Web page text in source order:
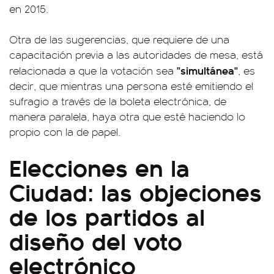
en 2015.
Otra de las sugerencias, que requiere de una
capacitación previa a las autoridades de mesa, está
relacionada a que la votación sea "simultánea", es
decir, que mientras una persona esté emitiendo el
sufragio a través de la boleta electrónica, de
manera paralela, haya otra que esté haciendo lo
propio con la de papel.
Elecciones en la
Ciudad: las objeciones
de los partidos al
diseño del voto
electrónico